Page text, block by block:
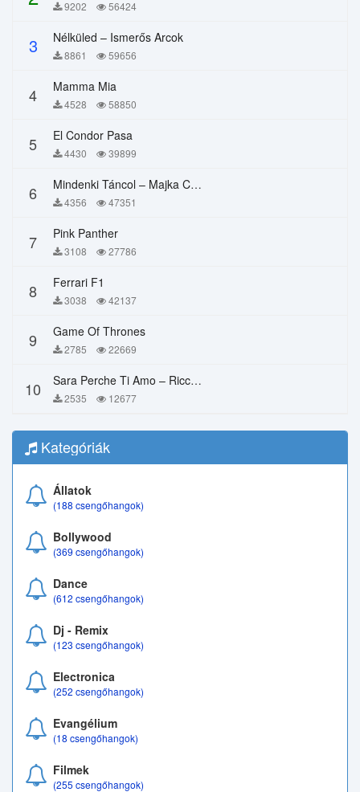
9202 56424
3 Nélküled – Ismerős Arcok
8861 59656
4 Mamma Mia
4528 58850
5 El Condor Pasa
4430 39899
6 Mindenki Táncol – Majka Curtis, Péter Majoros
4356 47351
7 Pink Panther
3108 27786
8 Ferrari F1
3038 42137
9 Game Of Thrones
2785 22669
10 Sara Perche Ti Amo – Ricchi E Poveri
2535 12677
Kategóriák
Állatok
(188 csengőhangok)
Bollywood
(369 csengőhangok)
Dance
(612 csengőhangok)
Dj - Remix
(123 csengőhangok)
Electronica
(252 csengőhangok)
Evangélium
(18 csengőhangok)
Filmek
(255 csengőhangok)